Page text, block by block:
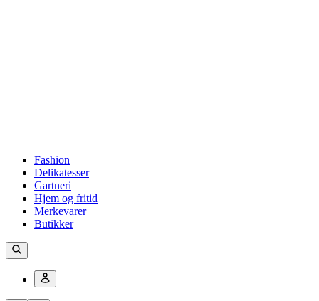
Fashion
Delikatesser
Gartneri
Hjem og fritid
Merkevarer
Butikker